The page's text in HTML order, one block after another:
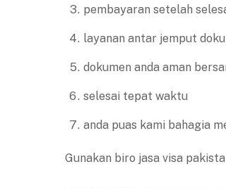
pembayaran setelah
layanan antar jemput
dokumen anda aman
selesai tepat waktu
anda puas kami bahagia
Gunakan biro jasa visa